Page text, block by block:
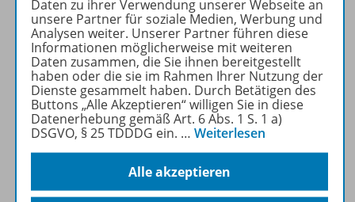
zum Zeitschriftenkiosk
zum Online-Archiv
Mehr zur Zeitschrift
Informationen
Daten zu ihrer Verwendung unserer Webseite an
unsere Partner für soziale Medien, Werbung und
Analysen weiter. Unserer Partner führen diese
Informationen möglicherweise mit weiteren
Daten zusammen, die Sie ihnen bereitgestellt
haben oder die sie im Rahmen Ihrer Nutzung der
Dienste gesammelt haben. Durch Betätigen des
Buttons „Alle Akzeptieren“ willigen Sie in diese
Datenerhebung gemäß Art. 6 Abs. 1 S. 1 a)
DSGVO, § 25 TDDDG ein. … Weiterlesen
Alle akzeptieren